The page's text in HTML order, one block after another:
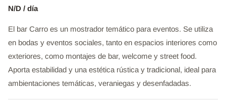
N/D / día
El bar Carro es un mostrador temático para eventos. Se utiliza
en bodas y eventos sociales, tanto en espacios interiores como
exteriores, como montajes de bar, welcome y street food.
Aporta estabilidad y una estética rústica y tradicional, ideal para
ambientaciones temáticas, veraniegas y desenfadadas.